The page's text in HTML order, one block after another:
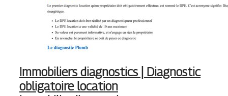
Immobiliers diagnostics | Diagnostic
obligatoire location